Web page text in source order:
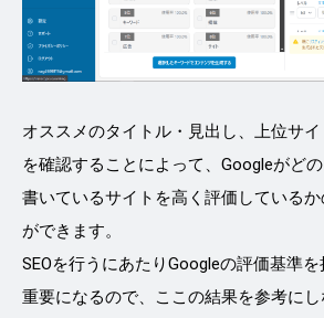
オススメのタイトル・見出し、上位サ
を確認することによって、Googleがど
書いているサイトを高く評価している
ができます。
SEOを行うにあたりGoogleの評価基準
重要になるので、ここの結果を参考に